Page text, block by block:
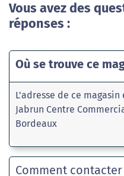
Vous avez des
réponses :
Où se trouve ce
L'adresse de ce magasin
Jabrun Centre
Bordeaux
Comment